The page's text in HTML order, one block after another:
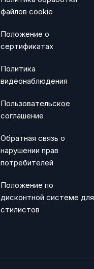
файлов cookie
Положение о
сертификатах
Политика
видеонаблюдения
Пользовательское
соглашение
Обратная связь о
нарушении прав
потребителей
Положение по
дисконтной системе для
стилистов